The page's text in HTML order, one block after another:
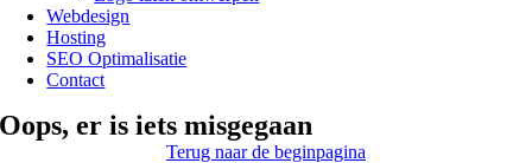
Webdesign
Hosting
SEO Optimalisatie
Contact
Oops, er is iets misgegaan
Terug naar de beginpagina